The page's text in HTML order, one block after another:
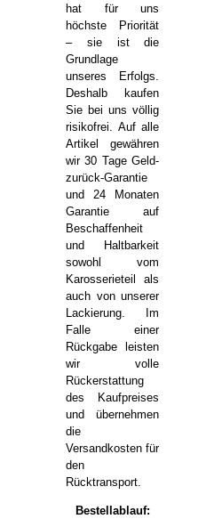
hat für uns
höchste Priorität
– sie ist die
Grundlage
unseres Erfolgs.
Deshalb kaufen
Sie bei uns völlig
risikofrei. Auf alle
Artikel gewähren
wir 30 Tage Geld-
zurück-Garantie
und 24 Monaten
Garantie auf
Beschaffenheit
und Haltbarkeit
sowohl vom
Karosserieteil als
auch von unserer
Lackierung. Im
Falle einer
Rückgabe leisten
wir volle
Rückerstattung
des Kaufpreises
und übernehmen
die
Versandkosten für
den
Rücktransport.
Bestellablauf: